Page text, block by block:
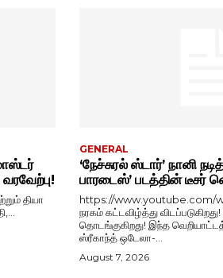
தியா
GENERAL
‘நேச்சுரல் ஸ்டார்’ நானி
பாரடைஸ்’ படத்தின் டீசர்
https://www.youtube.com/
நரகம் கட்டவிழ்த்து
தொடங்குகிறது! இந்த
ஸ்ரீகாந்த் ஒடேலா-...
August 7, 2026